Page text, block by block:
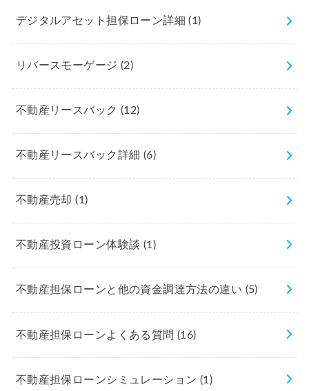
デジタルアセット担保ローン詳細(1)
リバースモーゲージ (2)
不動産リースバック (12)
不動産リースバック詳細 (6)
不動産売却(1)
不動産投資ローン体験談 (1)
不動産担保ローンと他の資金調達方法の違い (5)
不動産担保ローンよくある質問(16)
不動産担保ローンシミュレーション (1)